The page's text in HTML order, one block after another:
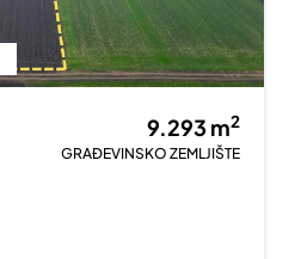
9.293 m2
GRAĐEVINSKO ZEMLJIŠTE